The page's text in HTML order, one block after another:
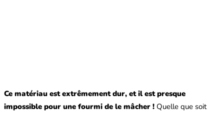
Ce matériau est extrêmement dur, et il est presque
impossible pour une fourmi de le mâcher ! Quelle que soit